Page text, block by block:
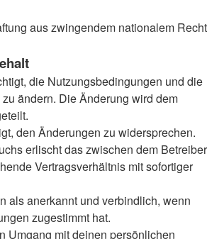
aus zwingendem nationalem Recht
die Nutzungsbedingungen und die
ändern. Die Änderung wird dem
den Änderungen zu widersprechen.
erlischt das zwischen dem Betreiber
Vertragsverhältnis mit sofortiger
als anerkannt und verbindlich, wenn
zugestimmt hat.
Umgang mit deinen persönlichen